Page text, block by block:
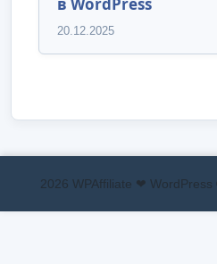
20.12.2025
2026 WPAffiliate ❤